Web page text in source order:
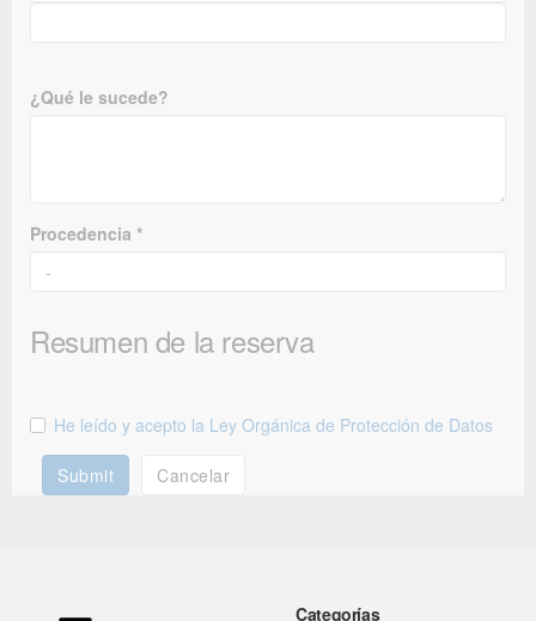
¿Qué le sucede?
Procedencia *
Resumen de la reserva
He leído y acepto la Ley Orgánica de Protección de Datos
Submit Cancelar
Categorías